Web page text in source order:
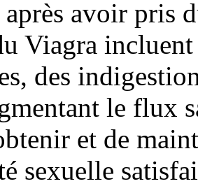
avoir pris
Viagra
des
le flux
et de
sexuelle